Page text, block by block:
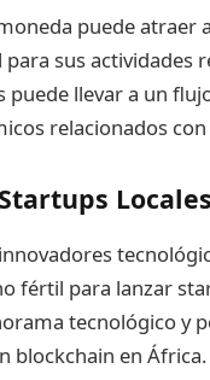
puede atraer
sus actividades
llevar a un
relacionados
Locales
fértil para lanzar
tecnológico y
blockchain en África.